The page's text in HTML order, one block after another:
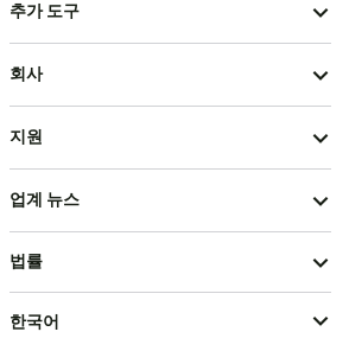
추가 도구
회사
지원
업계 뉴스
법률
한국어